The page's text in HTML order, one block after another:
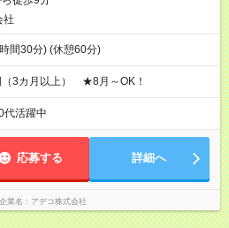
社
間30分) (休憩60分)
（3カ月以上） ★8月～OK！
代活躍中
応募する 詳細へ
業名 アデコ株式会社